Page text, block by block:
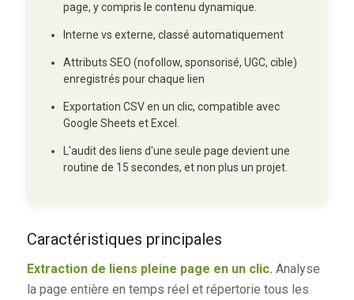
page, y compris le contenu dynamique.
Interne vs externe, classé automatiquement
Attributs SEO (nofollow, sponsorisé, UGC, cible)
enregistrés pour chaque lien
Exportation CSV en un clic, compatible avec
Google Sheets et Excel.
L'audit des liens d'une seule page devient une
routine de 15 secondes, et non plus un projet.
Caractéristiques principales
Extraction de liens pleine page en un clic.Analyse
la page entière en temps réel et répertorie tous les